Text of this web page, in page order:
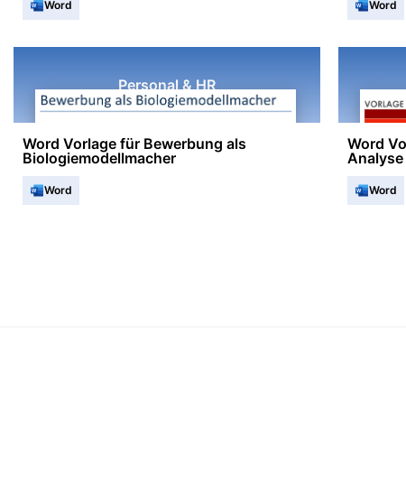
Word Word
Personal & HR
Word Vorlage für Bewerbung als
Biologiemodellmacher
Word
Word
Word